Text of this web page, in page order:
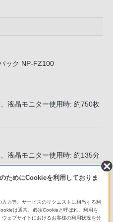
ック NP-FZ100
液晶モニター使用時: 約750枚
液晶モニター使用時: 約135分
液晶モニター使用時: 約210分
ためにCookieを利用しておりま
力等、サービスのリクエストに相当する利
は通常、必須Cookieと呼ばれ、利用を
ェブサイトにおけるお客様の利用状況を分